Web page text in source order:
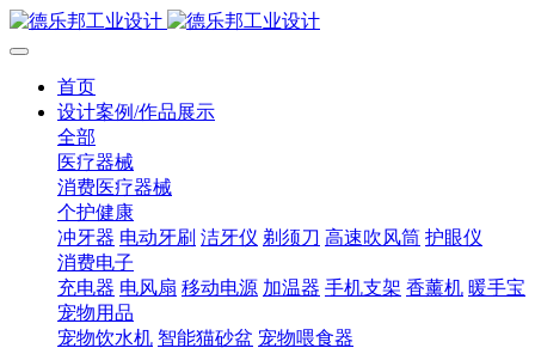
首页
设计案例/作品展示
全部
医疗器械
消费医疗器械
个护健康
冲牙器 电动牙刷 洁牙仪 剃须刀 高速吹风筒 护眼仪
消费电子
充电器 电风扇 移动电源 加温器 手机支架 香薰机 暖手宝
宠物用品
宠物饮水机 智能猫砂盆 宠物喂食器